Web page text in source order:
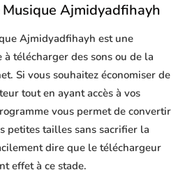
Ajmidyadfihayh
Ajmidyadfihayh est une
télécharger des sons ou de la
Si vous souhaitez économiser de
tout en ayant accès à vos
vous permet de convertir
petites tailles sans sacrifier la
dire que le téléchargeur
effet à ce stade.